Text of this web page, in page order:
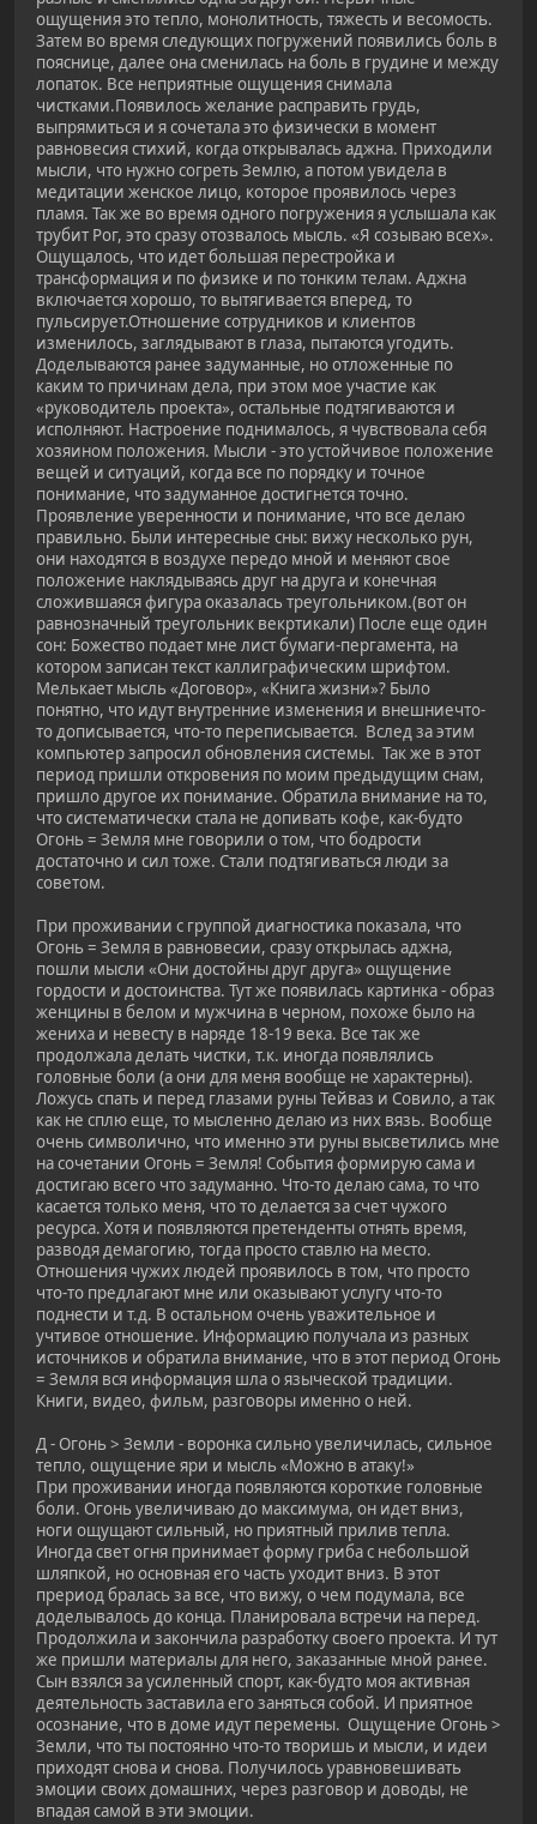
ощущения это тепло, монолитность, тяжесть и весомость.
Затем во время следующих погружений появились боль в
пояснице, далее она сменилась на боль в грудине и между
лопаток. Все неприятные ощущения снимала
чистками.Появилось желание расправить грудь,
выпрямиться и я сочетала это физически в момент
равновесия стихий, когда открывалась аджна. Приходили
мысли, что нужно согреть Землю, а потом увидела в
медитации женское лицо, которое проявилось через
пламя. Так же во время одного погружения я услышала как
трубит Рог, это сразу отозвалось мысль. «Я созываю всех».
Ощущалось, что идет большая перестройка и
трансформация и по физике и по тонким телам. Аджна
включается хорошо, то вытягивается вперед, то
пульсирует.Отношение сотрудников и клиентов
изменилось, заглядывают в глаза, пытаются угодить.
Доделываются ранее задуманные, но отложенные по
каким то причинам дела, при этом мое участие как
«руководитель проекта», остальные подтягиваются и
исполняют. Настроение поднималось, я чувствовала себя
хозяином положения. Мысли - это устойчивое положение
вещей и ситуаций, когда все по порядку и точное
понимание, что задуманное достигнется точно.
Проявление уверенности и понимание, что все делаю
правильно. Были интересные сны: вижу несколько рун,
они находятся в воздухе передо мной и меняют свое
положение наклядываясь друг на друга и конечная
сложившаяся фигура оказалась треугольником.(вот он
равнозначный треугольник векртикали) После еще один
сон: Божество подает мне лист бумаги-пергамента, на
котором записан текст каллиграфическим шрифтом.
Мелькает мысль «Договор», «Книга жизни»? Было
понятно, что идут внутренние изменения и внешниечто-
то дописывается, что-то переписывается. Вслед за этим
компьютер запросил обновления системы. Так же в этот
период пришли откровения по моим предыдущим снам,
пришло другое их понимание. Обратила внимание на то,
что систематически стала не допивать кофе, как-будто
Огонь = Земля мне говорили о том, что бодрости
достаточно и сил тоже. Стали подтягиваться люди за
советом.
При проживании с группой диагностика показала, что
Огонь = Земля в равновесии, сразу открылась аджна,
пошли мысли «Они достойны друг друга» ощущение
гордости и достоинства. Тут же появилась картинка - образ
женцины в белом и мужчина в черном, похоже было на
жениха и невесту в наряде 18-19 века. Все так же
продолжала делать чистки, т.к. иногда появлялись
головные боли (а они для меня вообще не характерны).
Ложусь спать и перед глазами руны Тейваз и Совило, а так
как не сплю еще, то мысленно делаю из них вязь. Вообще
очень символично, что именно эти руны высветились мне
на сочетании Огонь = Земля! События формирую сама и
достигаю всего что задуманно. Что-то делаю сама, то что
касается только меня, что то делается за счет чужого
ресурса. Хотя и появляются претенденты отнять время,
разводя демагогию, тогда просто ставлю на место.
Отношения чужих людей проявилось в том, что просто
что-то предлагают мне или оказывают услугу что-то
поднести и т.д. В остальном очень уважительное и
учтивое отношение. Информацию получала из разных
источников и обратила внимание, что в этот период Огонь
= Земля вся информация шла о языческой традиции.
Книги, видео, фильм, разговоры именно о ней.
Д - Огонь > Земли - воронка сильно увеличилась, сильное
тепло, ощущение яри и мысль «Можно в атаку!»
При проживании иногда появляются короткие головные
боли. Огонь увеличиваю до максимума, он идет вниз,
ноги ощущают сильный, но приятный прилив тепла.
Иногда свет огня принимает форму гриба с небольшой
шляпкой, но основная его часть уходит вниз. В этот
прериод бралась за все, что вижу, о чем подумала, все
доделывалось до конца. Планировала встречи на перед.
Продолжила и закончила разработку своего проекта. И тут
же пришли материалы для него, заказанные мной ранее.
Сын взялся за усиленный спорт, как-будто моя активная
деятельность заставила его заняться собой. И приятное
осознание, что в доме идут перемены. Ощущение Огонь >
Земли, что ты постоянно что-то творишь и мысли, и идеи
приходят снова и снова. Получилось уравновешивать
эмоции своих домашних, через разговор и доводы, не
впадая самой в эти эмоции.